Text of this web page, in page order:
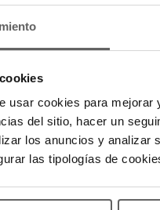
usar cookies para
del sitio, hacer un
los anuncios y
las tipologías de